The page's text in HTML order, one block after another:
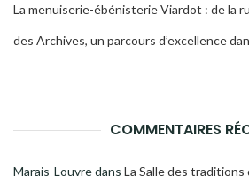
La menuiserie-ébénisterie Viardot : de la
des Archives, un parcours d’excellence
COMMENTAIRES
Marais-Louvredans La Salle des